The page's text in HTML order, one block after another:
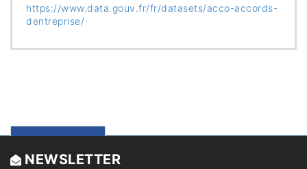
https://www.data.gouv.fr/fr/datasets/acco-accords-
dentreprise/
Trouvez
NEWSLETTER